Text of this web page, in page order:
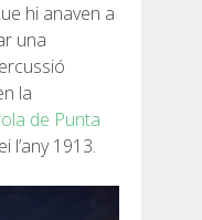
hi anaven a
una
la
de Punta
l’any 1913.